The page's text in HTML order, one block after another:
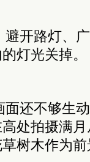
开路灯、
灯光关掉。
还不够生
处拍摄满
树木作为